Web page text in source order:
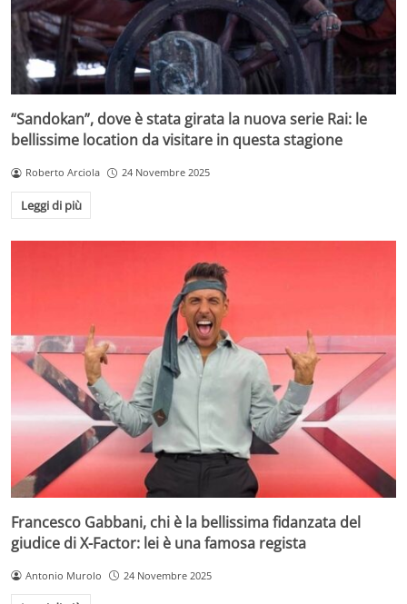
“Sandokan”, dove è stata girata la nuova serie Rai: le
bellissime location da visitare in questa stagione
Roberto Arciola 24 Novembre 2025
Leggi di più
Francesco Gabbani, chi è la bellissima fidanzata del
giudice di X-Factor: lei è una famosa regista
Antonio Murolo 24 Novembre 2025